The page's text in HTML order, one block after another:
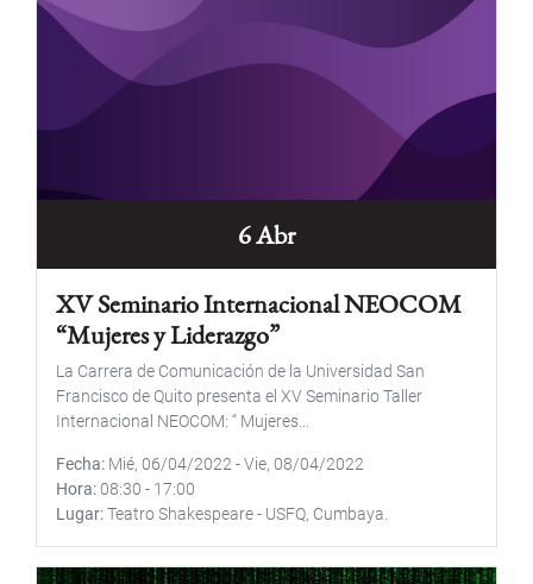
6 Abr
XV Seminario Internacional NEOCOM
“Mujeres y Liderazgo”
La Carrera de Comunicación de la Universidad San
Francisco de Quito presenta el XV Seminario Taller
Internacional NEOCOM: “ Mujeres...
Fecha Mié, 06/04/2022-Vie, 08/04/2022
Hora 08:30 - 17:00
Lugar Teatro Shakespeare - USFQ, Cumbaya.